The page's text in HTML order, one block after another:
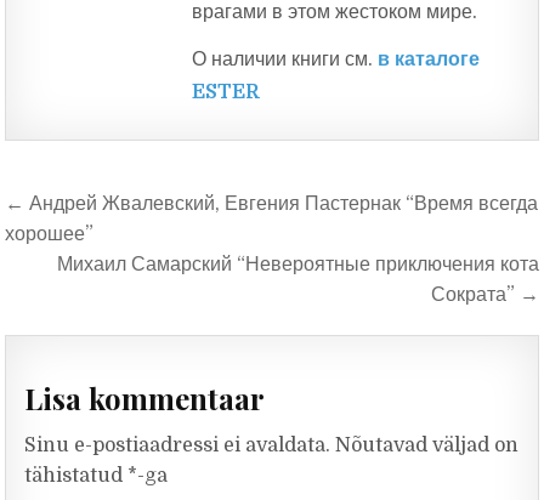
врагами в этом жестоком мире.
О наличии книги см. в каталоге
ESTER
Navigeerimine
← Андрей Жвалевский, Евгения Пастернак “Время всегда
хорошее”
Михаил Самарский “Невероятные приключения кота
Сократа” →
Lisa kommentaar
Sinu e-postiaadressi ei avaldata. Nõutavad väljad on
tähistatud *-ga